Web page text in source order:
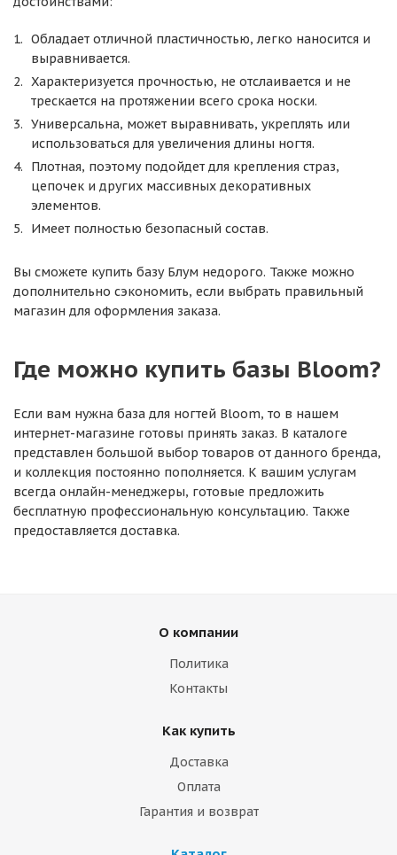
Обладает отличной пластичностью, легко наносится и
выравнивается.
Характеризуется прочностью, не отслаивается и не
трескается на протяжении всего срока носки.
Универсальна, может выравнивать, укреплять или
использоваться для увеличения длины ногтя.
Плотная, поэтому подойдет для крепления страз,
цепочек и других массивных декоративных
элементов.
Имеет полностью безопасный состав.
Вы сможете купить базу Блум недорого. Также можно
дополнительно сэкономить, если выбрать правильный
магазин для оформления заказа.
Где можно купить базы Bloom?
Если вам нужна база для ногтей Bloom, то в нашем
интернет-магазине готовы принять заказ. В каталоге
представлен большой выбор товаров от данного бренда,
и коллекция постоянно пополняется. К вашим услугам
всегда онлайн-менеджеры, готовые предложить
бесплатную профессиональную консультацию. Также
предоставляется доставка.
О компании
Политика
Контакты
Как купить
Доставка
Оплата
Гарантия и возврат